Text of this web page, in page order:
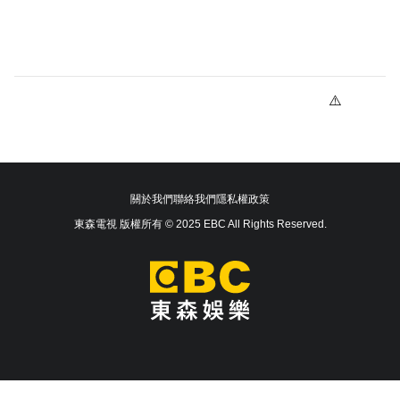
關於我們聯絡我們隱私權政策
東森電視 版權所有 © 2025 EBC All Rights Reserved.